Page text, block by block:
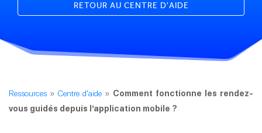
RETOUR AU CENTRE D'AIDE
Ressources » Centre d'aide » Comment fonctionne les rendez-
vous guidés depuis l’application mobile ?